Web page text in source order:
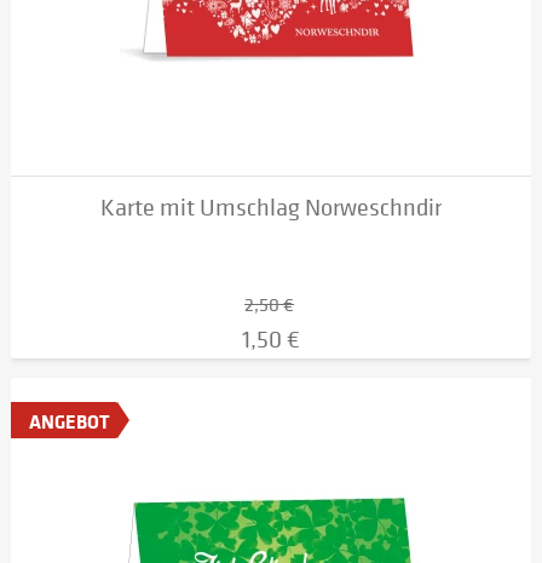
Karte mit Umschlag Norweschndir
2,50 €
1,50 €
ANGEBOT